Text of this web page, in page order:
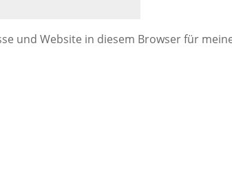
und Website in diesem Browser für